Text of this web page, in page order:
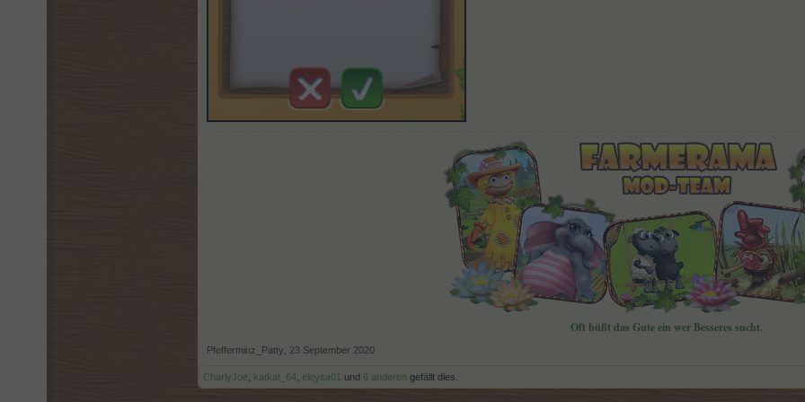
Oft büßt das Gute ein wer Besseres sucht.
Pfefferminz_Patty 23 September 2020
CharlyJoe katkat_64 eleysa01 und 6 anderen gefällt dies.